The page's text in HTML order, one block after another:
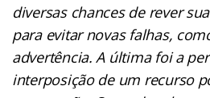
diversas chances de rever
para evitar novas falhas,
advertência. A última foi a
interposição de um recurso